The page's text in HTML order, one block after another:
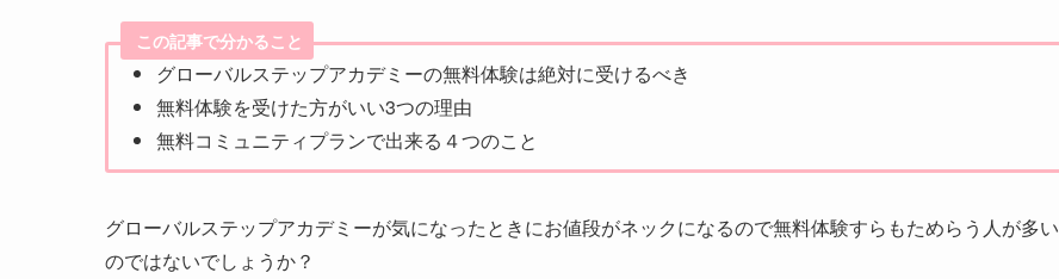
この記事で分かること
グローバルステップアカデミーの無料体験は絶対に受けるべき
無料体験を受けた方がいい3つの理由
無料コミュニティプランで出来る４つのこと
グローバルステップアカデミーが気になったときにお値段がネックになるので無料体験すらもためらう人が多い
のではないでしょうか？